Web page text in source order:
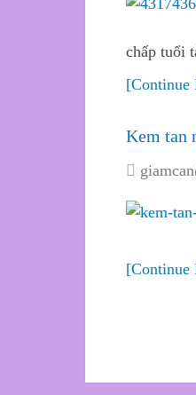
chấp tuổi
[Continue
Kem tan
[Continue